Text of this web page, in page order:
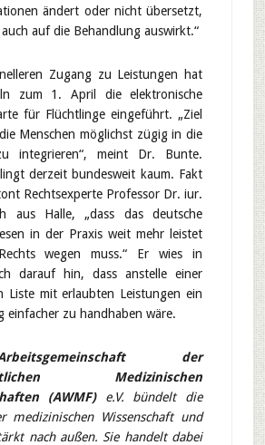
ändert oder nicht übersetzt,
auf die Behandlung auswirkt.“
Zugang zu Leistungen hat
zum 1. April die elektronische
für Flüchtlinge eingeführt. „Ziel
Menschen möglichst zügig in die
integrieren“, meint Dr. Bunte.
derzeit bundesweit kaum. Fakt
Rechtsexperte Professor Dr. iur.
aus Halle, „dass das deutsche
in der Praxis weit mehr leistet
wegen muss.“ Er wies in
darauf hin, dass anstelle einer
Liste mit erlaubten Leistungen ein
einfacher zu handhaben wäre.
der
Medizinischen
(AWMF)e.V. bündelt die
medizinischen Wissenschaft und
nach außen. Sie handelt dabei